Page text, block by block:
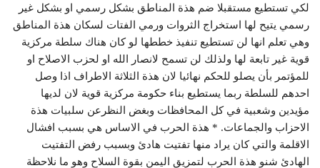
لكي تستطيع مستقبلا ضم هذة المناطق بشكل رسمي او بشكل غير
رسمي يتيح لها استخراج الثروات ورمي الفتات لسكان هذة المناطق
وهي تعلم انها لن تستطيع تنفيذ خططها لو كان هناك سلطة مركزية
قوية غير تابعة لها ولذلك لن تسمح لانصار الله او لحزب الاصلاح او
للمؤتمر بأن يصلو للحكم نهائيا لان هذة الثلاثة الاطراف اذا وصل
احدهم للسلطة ربما يستطيع بناء حكومة مركزية قوية لان لديها
مؤيدين وشعبية في كل المحافظات وبغض النظرعن سلبيات هذة
الاحزاب والجماعات. * هذة الحرب في الاساس هي بسبب افشال
الاقلمة والتي كان يراد منها تفتيت هادئ وبسبب رفض التفتيت
الهادئ شنو هذة الحرب لتمزيق اليمن بقوة السلاح وهو ما نلاحظة